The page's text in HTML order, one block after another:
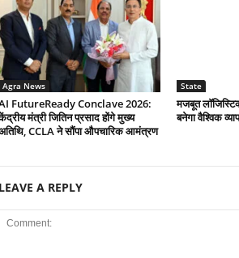
Agra News
FutureReady Conclave 2026:
मंत्री जितिन प्रसाद होंगे मुख्य
CCLA ने सौंपा औपचारिक आमंत्रण
State
मजबूत
बनेगा वैश्विक
LEAVE A REPLY